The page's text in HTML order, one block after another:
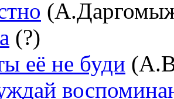
(?)
её не буди